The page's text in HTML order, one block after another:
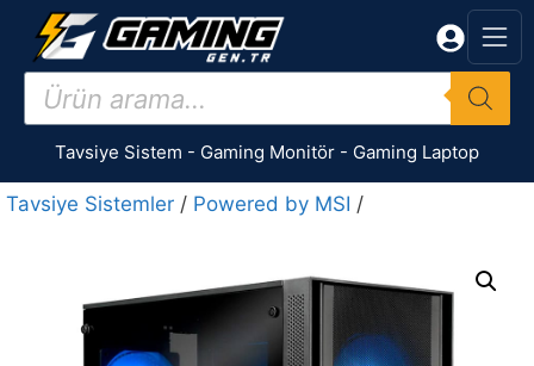
İçeriğe
Products
search
Tavsiye Sistem - Gaming Monitör - Gaming Laptop
Tavsiye Sistemler / Powered by MSI /